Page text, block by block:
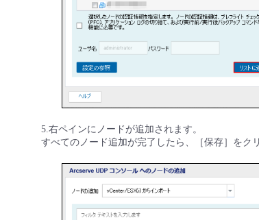
5.右ペインにノードが追加されます。
すべてのノード追加が完了したら、［保存］をク